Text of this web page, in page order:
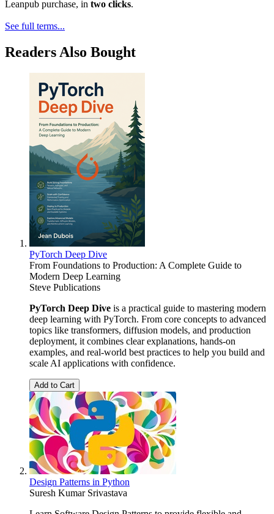
Leanpub purchase, in two clicks.
See full terms...
Readers Also Bought
PyTorch Deep Dive
From Foundations to Production: A Complete Guide to
Modern Deep Learning
Steve Publications
PyTorch Deep Dive is a practical guide to mastering modern
deep learning with PyTorch. From core concepts to advanced
topics like transformers, diffusion models, and production
deployment, it combines clear explanations, hands-on
examples, and real-world best practices to help you build and
scale AI applications with confidence.
Add to Cart
Design Patterns in Python
Suresh Kumar Srivastava